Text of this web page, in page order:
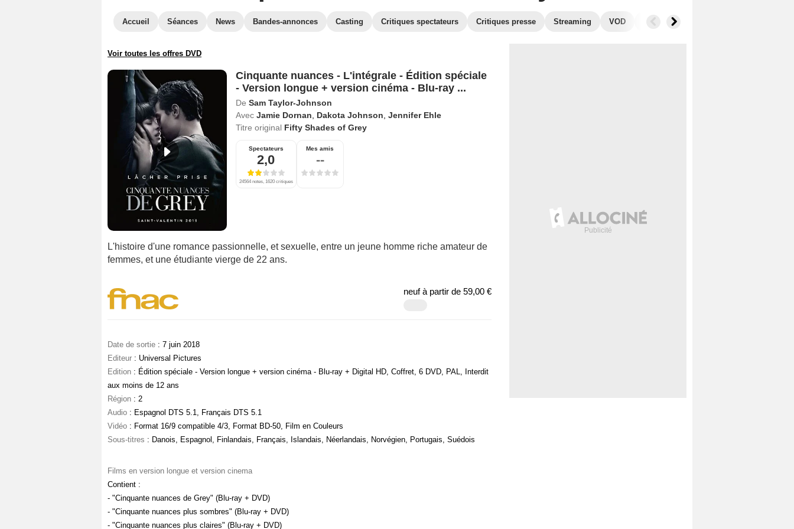
Accueil Séances News Bandes-annonces Casting Critiques spectateurs Critiques presse Streaming VOD
Voir toutes les offres DVD
Cinquante nuances - L'intégrale - Édition spéciale
- Version longue + version cinéma - Blu-ray ...
De Sam Taylor-Johnson
Avec Jamie Dornan Dakota Johnson Jennifer Ehle
Titre original Fifty Shades of Grey
Spectateurs
2,0
24564 notes, 1620 critiques
Mes amis
--
L'histoire d'une romance passionnelle, et sexuelle, entre un jeune homme riche amateur de
femmes, et une étudiante vierge de 22 ans.
neuf à partir de 59,00 €
Date de sortie : 7 juin 2018
Editeur : Universal Pictures
Edition : Édition spéciale - Version longue + version cinéma - Blu-ray + Digital HD, Coffret, 6 DVD, PAL, Interdit
aux moins de 12 ans
Région : 2
Audio : Espagnol DTS 5.1, Français DTS 5.1
Vidéo : Format 16/9 compatible 4/3, Format BD-50, Film en Couleurs
Sous-titres : Danois, Espagnol, Finlandais, Français, Islandais, Néerlandais, Norvégien, Portugais, Suédois
Films en version longue et version cinema
Contient :
- "Cinquante nuances de Grey" (Blu-ray + DVD)
- "Cinquante nuances plus sombres" (Blu-ray + DVD)
- "Cinquante nuances plus claires" (Blu-ray + DVD)